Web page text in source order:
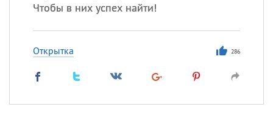
Чтобы в них успех найти!
Открытка 286